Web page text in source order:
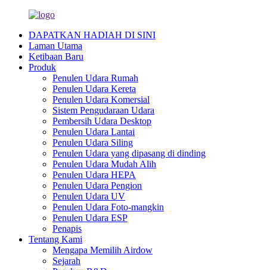
DAPATKAN HADIAH DI SINI
Laman Utama
Ketibaan Baru
Produk
Penulen Udara Rumah
Penulen Udara Kereta
Penulen Udara Komersial
Sistem Pengudaraan Udara
Pembersih Udara Desktop
Penulen Udara Lantai
Penulen Udara Siling
Penulen Udara yang dipasang di dinding
Penulen Udara Mudah Alih
Penulen Udara HEPA
Penulen Udara Pengion
Penulen Udara UV
Penulen Udara Foto-mangkin
Penulen Udara ESP
Penapis
Tentang Kami
Mengapa Memilih Airdow
Sejarah